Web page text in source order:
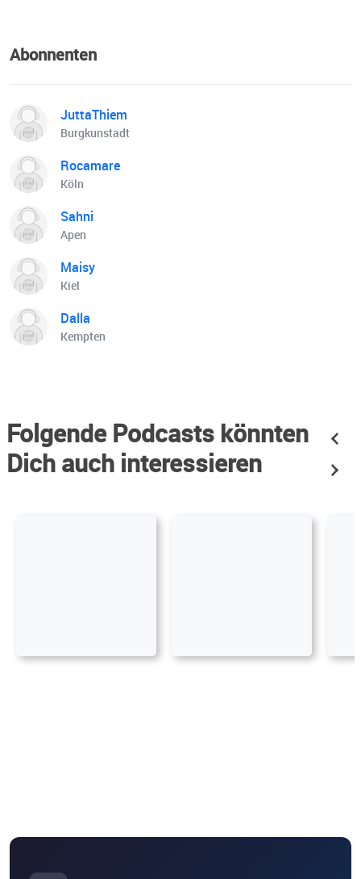
Abonnenten
JuttaThiem
Burgkunstadt
Rocamare
Köln
Sahni
Apen
Maisy
Kiel
Dalla
Kempten
Folgende Podcasts könnten
Dich auch interessieren